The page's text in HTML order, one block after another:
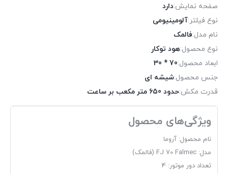
صفحه نمایش:دارد
نوع فیلتر:آلومینیومی
نام مدل:فالمک
نوع محصول:هود توکار
ابعاد محصول:70 * 30
جنس محصول:شیشه ای
قدرت مکش:حدود 650 متر مکعب بر ساعت
ویژگی‌های محصول
نام محصول: آروما
مدل: FJ 70 Falmec (فالمک)
تعداد دور موتور: 4